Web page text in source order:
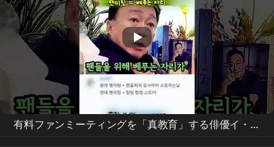
有料ファンミーティングを「真教育」する俳優イ・ソ
ンミン # 이성민 # 참교육